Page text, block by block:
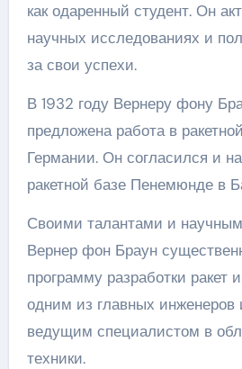
как одаренный студент. Он
научных исследованиях и
за свои успехи.
В 1932 году Вернеру фону
предложена работа в
Германии. Он согласился и
ракетной базе Пенемюнде в
Своими талантами и
Вернер фон Браун
программу разработки ракет
одним из главных инженеров
ведущим специалистом в
техники.